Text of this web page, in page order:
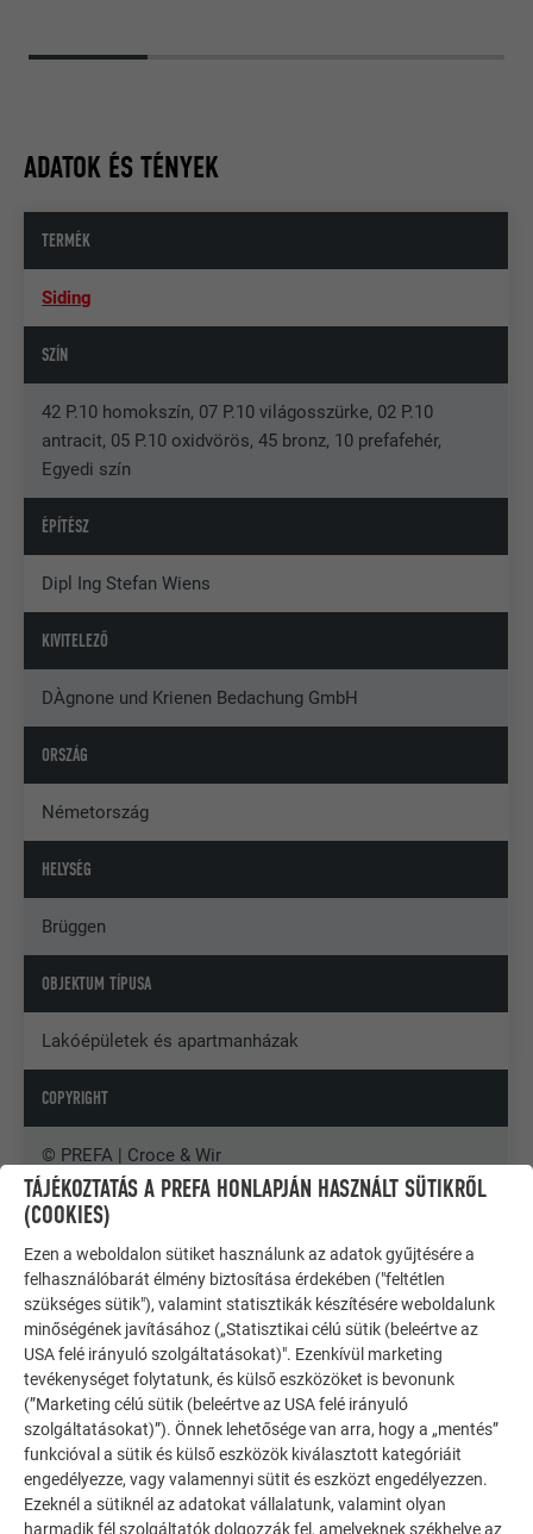
ADATOK ÉS TÉNYEK
TERMÉK
Siding
SZÍN
42 P.10 homokszín, 07 P.10 világosszürke, 02 P.10
antracit, 05 P.10 oxidvörös, 45 bronz, 10 prefafehér,
Egyedi szín
ÉPÍTÉSZ
Dipl Ing Stefan Wiens
KIVITELEZŐ
DÀgnone und Krienen Bedachung GmbH
ORSZÁG
Németország
HELYSÉG
Brüggen
OBJEKTUM TÍPUSA
Lakóépületek és apartmanházak
COPYRIGHT
© PREFA | Croce & Wir
TÁJÉKOZTATÁS A PREFA HONLAPJÁN HASZNÁLT SÜTIKRŐL
(COOKIES)
Ezen a weboldalon sütiket használunk az adatok gyűjtésére a
felhasználóbarát élmény biztosítása érdekében ("feltétlen
szükséges sütik"), valamint statisztikák készítésére weboldalunk
minőségének javításához („Statisztikai célú sütik (beleértve az
USA felé irányuló szolgáltatásokat)". Ezenkívül marketing
tevékenységet folytatunk, és külső eszközöket is bevonunk
(”Marketing célú sütik (beleértve az USA felé irányuló
szolgáltatásokat)”). Önnek lehetősége van arra, hogy a „mentés”
funkcióval a sütik és külső eszközök kiválasztott kategóriáit
engedélyezze, vagy valamennyi sütit és eszközt engedélyezzen.
Ezeknél a sütiknél az adatokat vállalatunk, valamint olyan
harmadik fél szolgáltatók dolgozzák fel, amelyeknek székhelye az